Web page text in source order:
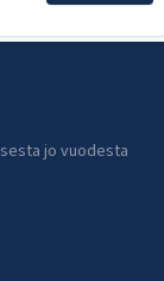
jo vuodesta